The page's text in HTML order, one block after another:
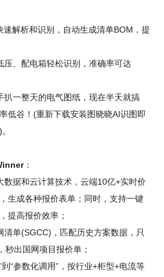
速解析和识别，自动生成清单BOM，提
压、配电箱轻松识别，准确率可达
扒一整天的电气图纸，现在半天就搞
低谷！(重新下载安装图晓晓AI识图即
：
数据和云计算技术，云端10亿+实时价
生成各种报价表单；同时，支持一键
提高报价效率；
清单(SGCC)，匹配历史方案数据，只
秒出国网项目报价单；
到“参数化调用”，按行业+柜型+电流等